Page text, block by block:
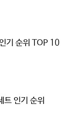
기 순위 TOP 10
트 인기 순위